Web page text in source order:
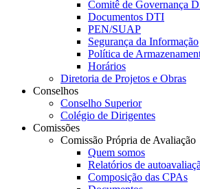
Comitê de Governança
Documentos DTI
PEN/SUAP
Segurança da Informação
Política de
Horários
Diretoria de Projetos e Obras
Conselhos
Conselho Superior
Colégio de Dirigentes
Comissões
Comissão Própria de Avaliação
Quem somos
Relatórios de
Composição das CPAs